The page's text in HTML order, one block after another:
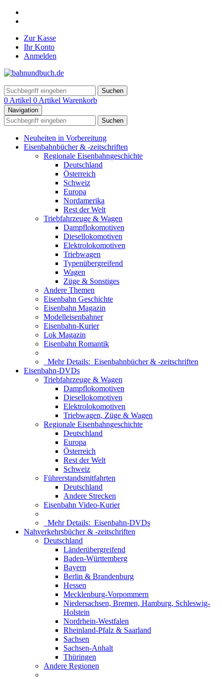
Zur Kasse
Ihr Konto
Anmelden
Suchen
0 Artikel 0 Artikel Warenkorb
Navigation
Suchen
Neuheiten in Vorbereitung
Eisenbahnbücher & -zeitschriften
Regionale Eisenbahngeschichte
Deutschland
Österreich
Schweiz
Europa
Nordamerika
Rest der Welt
Triebfahrzeuge & Wagen
Dampflokomotiven
Diesellokomotiven
Elektrolokomotiven
Triebwagen
Typenübergreifend
Wagen
Züge & Sonstiges
Andere Themen
Eisenbahn Geschichte
Eisenbahn Magazin
Modelleisenbahner
Eisenbahn-Kurier
Lok Magazin
Eisenbahn Romantik
Mehr Details: Eisenbahnbücher & -zeitschriften
Eisenbahn-DVDs
Triebfahrzeuge & Wagen
Dampflokomotiven
Diesellokomotiven
Elektrolokomotiven
Triebwagen, Züge & Wagen
Regionale Eisenbahngeschichte
Deutschland
Europa
Österreich
Rest der Welt
Schweiz
Führerstandsmitfahrten
Deutschland
Andere Strecken
Eisenbahn Video-Kurier
Mehr Details: Eisenbahn-DVDs
Nahverkehrsbücher & -zeitschriften
Deutschland
Länderübergreifend
Baden-Württemberg
Bayern
Berlin & Brandenburg
Hessen
Mecklenburg-Vorpommern
Niedersachsen, Bremen, Hamburg, Schleswig-
Holstein
Nordrhein-Westfalen
Rheinland-Pfalz & Saarland
Sachsen
Sachsen-Anhalt
Thüringen
Andere Regionen